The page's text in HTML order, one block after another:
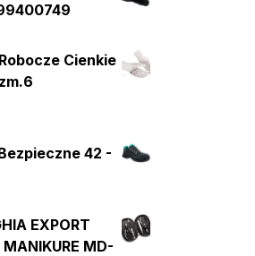
Cienkie
42 -
EXPORT
MD-